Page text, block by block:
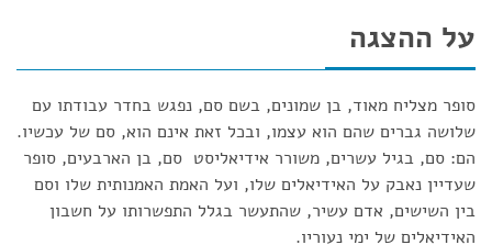
על ההצגה
סופר מצליח מאוד, בן שמונים, בשם סם, נפגש בחדר עבודתו עם
שלושה גברים שהם הוא עצמו, ובכל זאת אינם הוא, סם של עכשיו.
הם: סם, בגיל עשרים, משורר אידיאליסט סם, בן הארבעים, סופר
שעדיין נאבק על האידיאלים שלו, ועל האמת האמנותית שלו וסם
בין השישים, אדם עשיר, שהתעשר בגלל התפשרותו על חשבון
האידיאלים של ימי נעוריו.